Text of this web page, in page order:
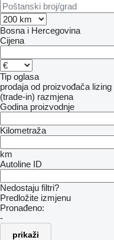
Bosna i Hercegovina
Cijena
Tip oglasa
prodaja od proizvođača lizing
(trade-in) razmjena
Godina proizvodnje
Kilometraža
km
Autoline ID
Nedostaju filtri?
Predložite izmjenu
Pronađeno:
-
prikaži